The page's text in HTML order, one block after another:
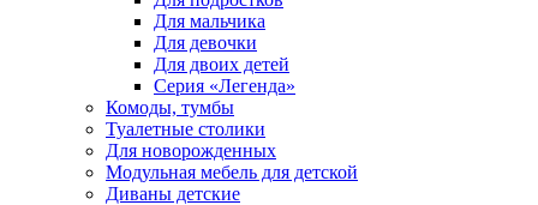
Для мальчика
Для девочки
Для двоих детей
Серия «Легенда»
Комоды, тумбы
Туалетные столики
Для новорожденных
Модульная мебель для детской
Диваны детские